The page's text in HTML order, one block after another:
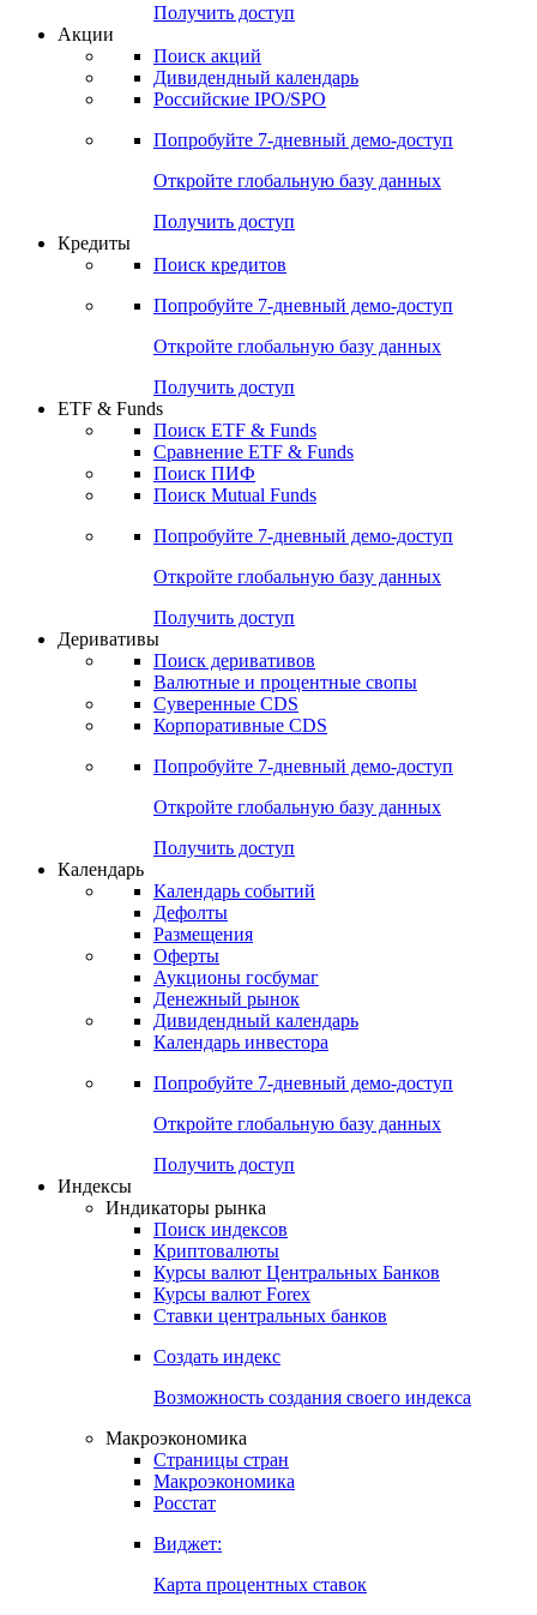
Получить доступ
Акции
Поиск акций
Дивидендный календарь
Российские IPO/SPO
Попробуйте 7-дневный демо-доступ
Откройте глобальную базу данных
Получить доступ
Кредиты
Поиск кредитов
Попробуйте 7-дневный демо-доступ
Откройте глобальную базу данных
Получить доступ
ETF & Funds
Поиск ETF & Funds
Сравнение ETF & Funds
Поиск ПИФ
Поиск Mutual Funds
Попробуйте 7-дневный демо-доступ
Откройте глобальную базу данных
Получить доступ
Деривативы
Поиск деривативов
Валютные и процентные свопы
Суверенные CDS
Корпоративные CDS
Попробуйте 7-дневный демо-доступ
Откройте глобальную базу данных
Получить доступ
Календарь
Календарь событий
Дефолты
Размещения
Оферты
Аукционы госбумаг
Денежный рынок
Дивидендный календарь
Календарь инвестора
Попробуйте 7-дневный демо-доступ
Откройте глобальную базу данных
Получить доступ
Индексы
Индикаторы рынка
Поиск индексов
Криптовалюты
Курсы валют Центральных Банков
Курсы валют Forex
Ставки центральных банков
Создать индекс
Возможность создания своего индекса
Макроэкономика
Страницы стран
Макроэкономика
Росстат
Виджет:
Карта процентных ставок